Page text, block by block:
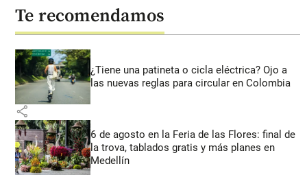
Te recomendamos
¿Tiene una patineta o cicla eléctrica? Ojo a
las nuevas reglas para circular en Colombia
share
6 de agosto en la Feria de las Flores: final de
la trova, tablados gratis y más planes en
Medellín